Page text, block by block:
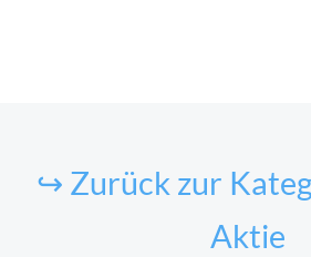
↪ Zurück zur
Aktie